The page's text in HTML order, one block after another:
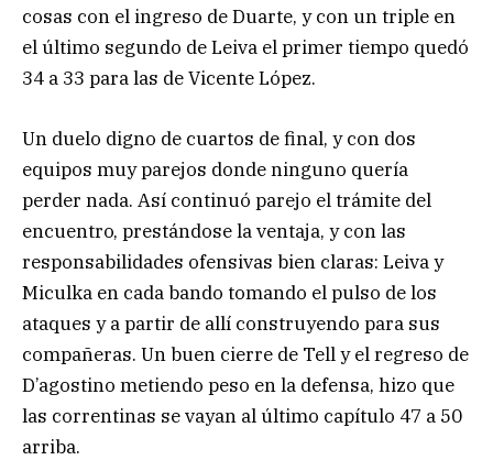
cosas con el ingreso de Duarte, y con un triple en
el último segundo de Leiva el primer tiempo quedó
34 a 33 para las de Vicente López.
Un duelo digno de cuartos de final, y con dos
equipos muy parejos donde ninguno quería
perder nada. Así continuó parejo el trámite del
encuentro, prestándose la ventaja, y con las
responsabilidades ofensivas bien claras: Leiva y
Miculka en cada bando tomando el pulso de los
ataques y a partir de allí construyendo para sus
compañeras. Un buen cierre de Tell y el regreso de
D’agostino metiendo peso en la defensa, hizo que
las correntinas se vayan al último capítulo 47 a 50
arriba.